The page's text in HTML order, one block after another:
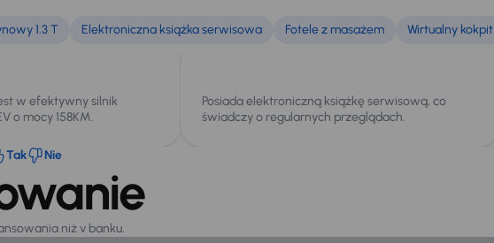
1.3 T
Elektroniczna książka serwisowa Fotele z masażem Wirtualny kokpit
w efektywny silnik
o mocy 158KM.
Posiada elektroniczną książkę serwisową, co
świadczy o regularnych przeglądach.
Tak Nie
niż v banku.